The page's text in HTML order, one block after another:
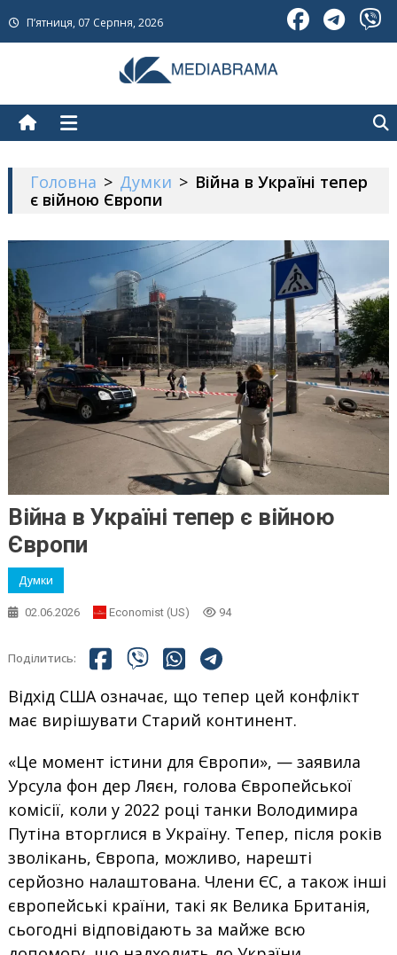
to
П’ятниця, 07 Серпня, 2026
Головна > Думки > Війна в Україні тепер
є війною Європи
Війна в Україні тепер є війною
Європи
Думки
02.06.2026 Economist (US) 94
Поділитись:
Відхід США означає, що тепер цей конфлікт
має вирішувати Старий континент.
«Це момент істини для Європи», — заявила
Урсула фон дер Ляєн, голова Європейської
комісії, коли у 2022 році танки Володимира
Путіна вторглися в Україну. Тепер, після років
зволікань, Європа, можливо, нарешті
серйозно налаштована. Члени ЄС, а також інші
європейські країни, такі як Велика Британія,
сьогодні відповідають за майже всю